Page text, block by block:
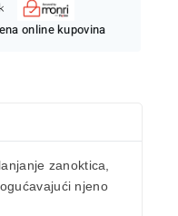
online kupovina
zanoktica,
njeno